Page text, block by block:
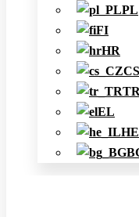
PL
FI
HR
CS
TR
EL
HE